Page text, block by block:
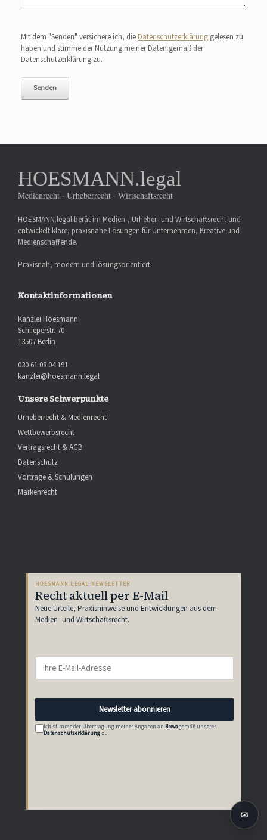
Mit dem "Senden" versichere ich, die Datenschutzerklärung gelesen zu
haben und stimme der Nutzung meiner Daten gemäß der
Datenschutzerklärung zu.
HOESMANN.legal
Medienrecht · Urheberrecht · Wirtschaftsrecht
HOESMANN.legal berät im Medien-, Urheber- und Wirtschaftsrecht und
entwickelt klare, praxisnahe Lösungen für Unternehmen, Kreative und
Medienschaffende.
Praxisnah, modern und lösungsorientiert.
Kontaktinformationen
Kanzlei Hoesmann
Schlieperstr. 70
13507 Berlin
030 61 08 04 191
kanzlei@hoesmann.legal
Unsere Schwerpunkte
Urheberrecht & Medienrecht
Wettbewerbsrecht
Vertragsrecht & AGB
Datenschutz
Vorträge & Schulungen
Markenrecht
HOESMANN.LEGAL NEWSLETTER
Recht aktuell per E-Mail
Neue Urteile, Praxishinweise und Entwicklungen aus dem
Medien- und Wirtschaftsrecht.
Newsletter abonnieren
Ich stimme der Übertragung meiner Angaben an Brevogemäß unserer
Datenschutzerklärung zu.
✉